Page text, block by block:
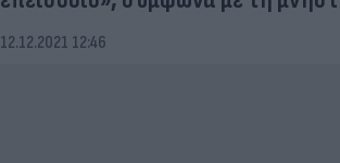
12.12.2021 12:46